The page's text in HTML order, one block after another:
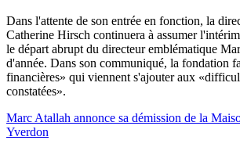
Dans l'attente de son entrée en fonction, la
Catherine Hirsch continuera à assumer
le départ abrupt du directeur emblématique
d'année. Dans son communiqué, la fondation
financières» qui viennent s'ajouter aux
constatées».
Marc Atallah annonce sa démission de la
Yverdon